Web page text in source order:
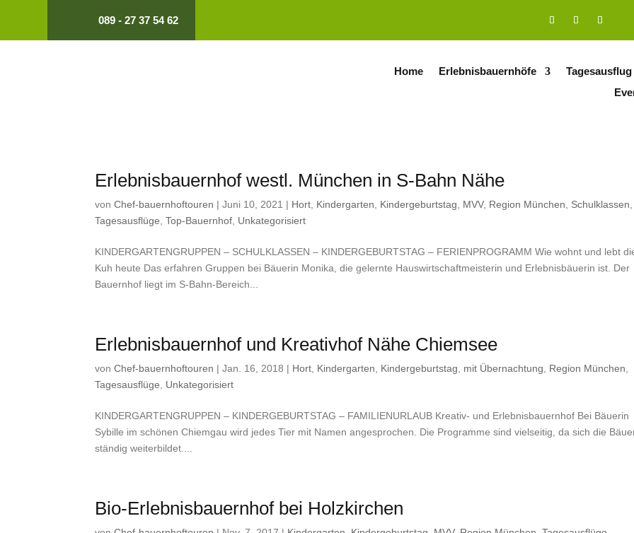
089 - 27 37 54 62
Home Erlebnisbauernhöfe Tagesausflug
Erlebnisbauernhof westl. München in S-Bahn Nähe
vonChef-bauernhoftouren |Juni 10, 2021 | Hort Kindergarten Kindergeburtstag MVV, Region München Schulklassen
Tagesausflüge ,Top-Bauernhof Unkategorisiert
KINDERGARTENGRUPPEN – SCHULKLASSEN – KINDERGEBURTSTAG – FERIENPROGRAMM Wie wohnt und lebt
Kuh heute Das erfahren Gruppen bei Bäuerin Monika, die gelernte Hauswirtschaftmeisterin und Erlebnisbäuerin ist. Der
Bauernhof liegt im S-Bahn-Bereich...
Erlebnisbauernhof und Kreativhof Nähe Chiemsee
vonChef-bauernhoftouren |Jan. 16, 2018 | Hort Kindergarten Kindergeburtstag mit Übernachtung Region München
Tagesausflüge
Unkategorisiert
KINDERGARTENGRUPPEN – KINDERGEBURTSTAG – FAMILIENURLAUB Kreativ- und Erlebnisbauernhof Bei Bäuerin
Sybille im schönen Chiemgau wird jedes Tier mit Namen angesprochen. Die Programme sind vielseitig, da sich die
ständig weiterbildet....
Bio-Erlebnisbauernhof bei Holzkirchen